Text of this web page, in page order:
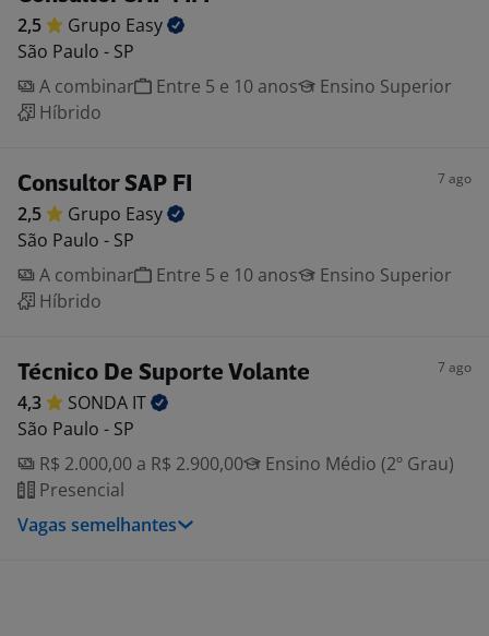
2,5 Grupo Easy
São Paulo - SP
A combinar
Entre 5 e 10 anos
Ensino Superior
Híbrido
Consultor SAP FI 7 ago
2,5 Grupo Easy
São Paulo - SP
A combinar
Entre 5 e 10 anos
Ensino Superior
Híbrido
Técnico De Suporte Volante 7 ago
4,3 SONDA IT
São Paulo - SP
R$ 2.000,00 a R$ 2.900,00
Ensino Médio (2º Grau)
Presencial
Vagas semelhantes